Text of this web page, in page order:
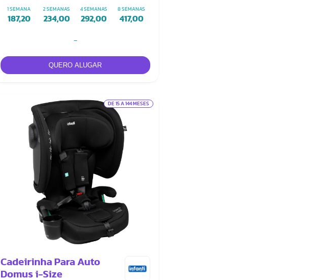
1 SEMANA
187,20
2 SEMANAS
234,00
4 SEMANAS
292,00
8 SEMANAS
417,00
-
DE 15 A 144 MESES
Cadeirinha Para Auto
Domus i-Size